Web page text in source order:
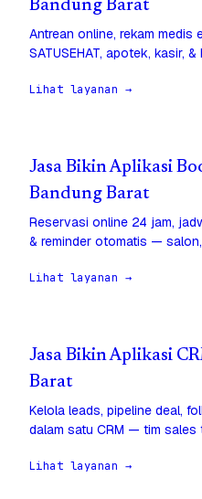
Bandung Barat
Antrean online, rekam medis
SATUSEHAT, apotek, kasir,
Lihat layanan →
Jasa Bikin Aplikasi
Bandung Barat
Reservasi online 24 jam,
& reminder otomatis —
Lihat layanan →
Jasa Bikin Aplikasi
Barat
Kelola leads, pipeline deal,
dalam satu CRM — tim sales
Lihat layanan →